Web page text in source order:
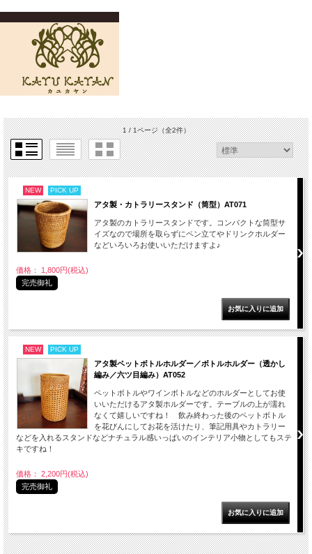
1 / 1ページ（全2件）
NEW PICK UP
アタ製・カトラリースタンド（筒型）AT071
アタ製のカトラリースタンドです。コンパクトな筒型サ
イズなので場所を取らずにペン立てやドリンクホルダー
などいろいろお使いいただけますよ♪
価格： 1,800円(税込)
完売御礼
NEW PICK UP
アタ製ペットボトルホルダー／ボトルホルダー（透かし
編み／六ツ目編み）AT052
ペットボトルやワインボトルなどのホルダーとしてお使
いいただけるアタ製ホルダーです。テーブルの上が濡れ
なくて嬉しいですね！ 飲み終わった後のペットボトル
を花びんにしてお花を活けたり、筆記用具やカトラリー
などを入れるスタンドなどナチュラル感いっぱいのインテリア小物としてもステ
キですね！
価格： 2,200円(税込)
完売御礼